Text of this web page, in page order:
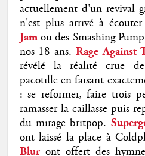
actuellement d'un revival
n'est plus arrivé à
Jam ou des Smashing
nos 18 ans. Rage Against
révélé la réalité crue
pacotille en faisant
: se reformer, faire trois
ramasser la caillasse puis
du mirage britpop.
ont laissé la place à
Blur ont offert des